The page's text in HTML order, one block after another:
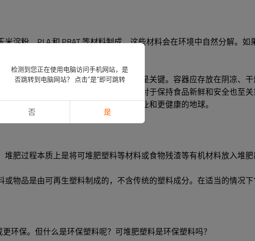
淀粉、PLA 和 PBAT 等材料制成，这些材料会在环境中自然分解。
像任何其他食品储存容器一样，清洁是关键。容器应存放在阴凉、
叉污染。了解并遵守包装上的有效期对于保持食品新鲜和安全也至
代品，有助于实现更可持续的食品工业和更健康的地球。
肥过程本质上是将可堆肥塑料等材料或食物残渣等有机材料放入堆肥
物品是由可再生塑料制成的，不含传统的塑料成分。在适当的情况下
环保。但什么是环保塑料呢？可堆肥塑料是环保塑料吗？
检测到您正在使用电脑访问手机网站，是
否跳转到电脑网站？ 点击“是”即可跳转
否 是